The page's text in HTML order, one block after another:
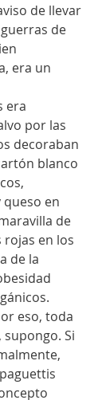
de llevar
de
era un
era
por las
decoraban
blanco
queso en
de
rojas en los
de la
eso, toda
Si